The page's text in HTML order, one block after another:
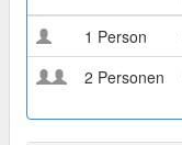
1 Person
2 Personen